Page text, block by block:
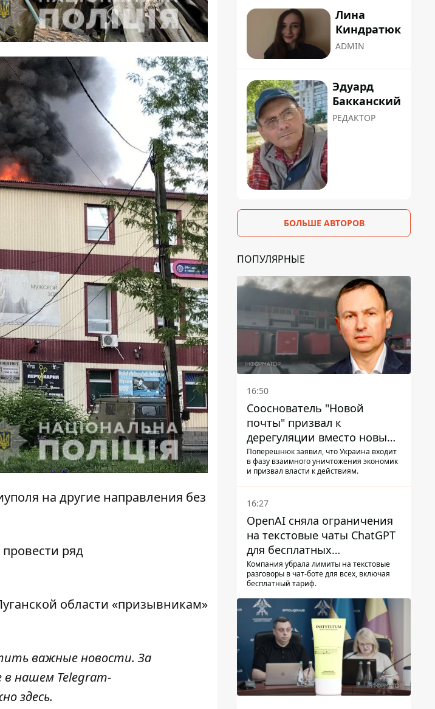
на другие направления без
ряд
области «призывникам»
важные новости. За
нашем Telegram-
здесь.
Лина
Киндратюк
ADMIN
Эдуард
Бакканский
РЕДАКТОР
БОЛЬШЕ АВТОРОВ
ПОПУЛЯРНЫЕ
16:50
Сооснователь "Новой
почты" призвал к
дерегуляции вместо новых
налогов - Гетманцев против
Поперешнюк заявил, что Украина входит
в фазу взаимного уничтожения экономик
и призвал власти к действиям.
16:27
OpenAI сняла ограничения
на текстовые чаты ChatGPT
для бесплатных
пользователей
Компания убрала лимиты на текстовые
разговоры в чат-боте для всех, включая
бесплатный тариф.